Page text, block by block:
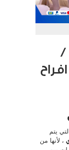
/
افراح
يتم
، لأنها من